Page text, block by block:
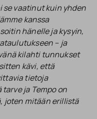
se vaatinut kuin yhden
kanssa
hänelle ja kysyin,
– ja
kilahti tunnukset
kävi, että
tietoja
ja Tempo on
joten mitään erillistä